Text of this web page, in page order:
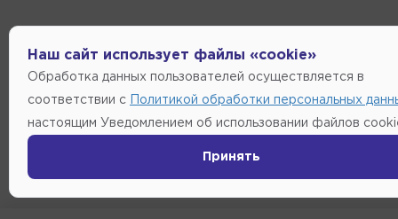
Наш сайт использует файлы «cookie»
Обработка данных пользователей осуществляется в
соответствии с Политикой обработки персональных
настоящим Уведомлением об использовании файлов
Принять